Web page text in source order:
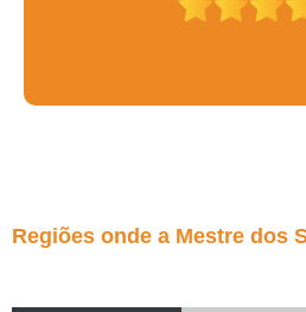
Regiões onde a Mestre dos